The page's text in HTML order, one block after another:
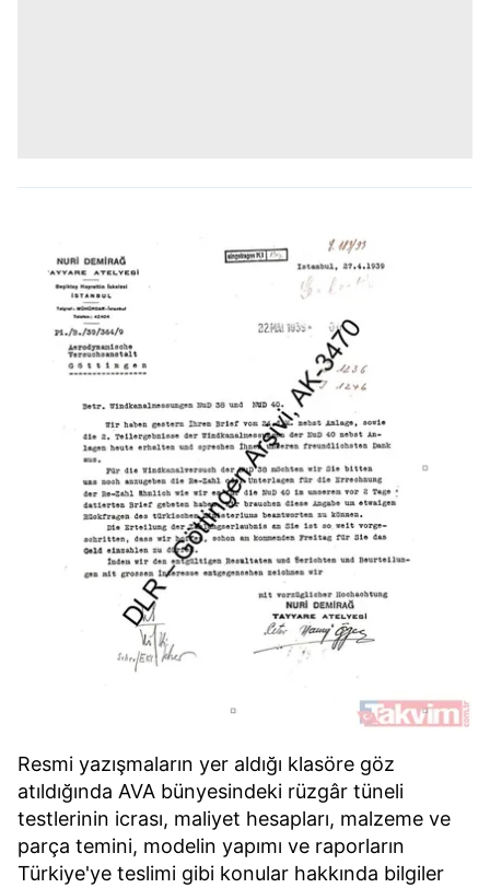
Resmi yazışmaların yer aldığı klasöre göz
atıldığında AVA bünyesindeki rüzgâr tüneli
testlerinin icrası, maliyet hesapları, malzeme ve
parça temini, modelin yapımı ve raporların
Türkiye'ye teslimi gibi konular hakkında bilgiler